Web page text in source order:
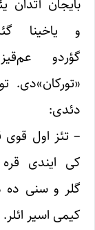
بایجان آتدان
و یاخینا
گؤردو
«تورکان»دی.
دئدی:
– تئز اول
کی ایندی
گلر و سنی ده
کیمی اسیر ائلر.